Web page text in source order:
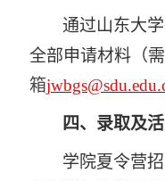
通过山东大
全部申请材料（
箱
四、录取及
学院夏令营